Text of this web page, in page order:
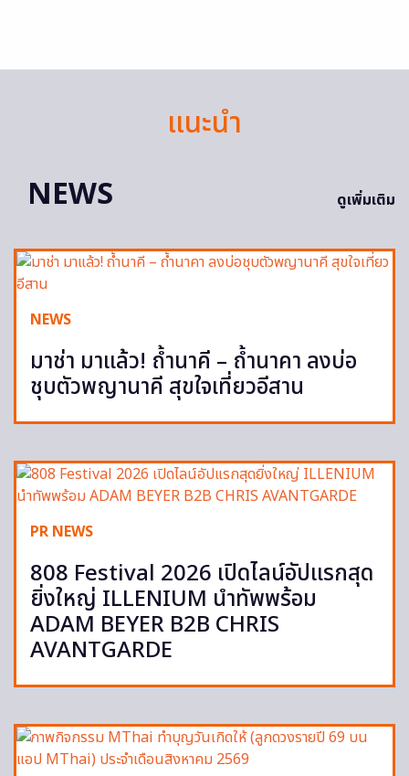
แนะนำ
NEWS
ดูเพิ่มเติม
NEWS
มาช่า มาแล้ว! ถ้ำนาคี – ถ้ำนาคา ลงบ่อ
ชุบตัวพญานาคี สุขใจเที่ยวอีสาน
PR NEWS
808 Festival 2026 เปิดไลน์อัปแรกสุด
ยิ่งใหญ่ ILLENIUM นำทัพพร้อม
ADAM BEYER B2B CHRIS
AVANTGARDE